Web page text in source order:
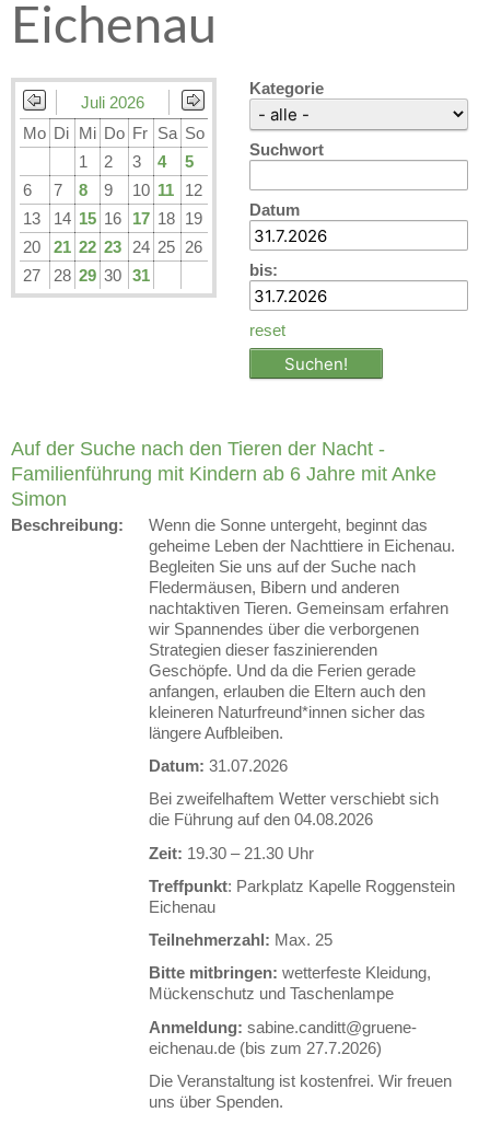
Eichenau
Juli 2026
Mo Di Mi Do Fr Sa So
1
2 3 4
5
6
7 8 9 10 11
12
13
14 15 16 17 18 19
20
21 22 23 24 25 26
27
28 29 30 31
Kategorie
Suchwort
Datum
bis:
reset
Auf der Suche nach den Tieren der Nacht -
Familienführung mit Kindern ab 6 Jahre mit Anke
Simon
Beschreibung:
Wenn die Sonne untergeht, beginnt das
geheime Leben der Nachttiere in Eichenau.
Begleiten Sie uns auf der Suche nach
Fledermäusen, Bibern und anderen
nachtaktiven Tieren. Gemeinsam erfahren
wir Spannendes über die verborgenen
Strategien dieser faszinierenden
Geschöpfe. Und da die Ferien gerade
anfangen, erlauben die Eltern auch den
kleineren Naturfreund*innen sicher das
längere Aufbleiben.
Datum: 31.07.2026
Bei zweifelhaftem Wetter verschiebt sich
die Führung auf den 04.08.2026
Zeit: 19.30 – 21.30 Uhr
Treffpunkt: Parkplatz Kapelle Roggenstein
Eichenau
Teilnehmerzahl: Max. 25
Bitte mitbringen: wetterfeste Kleidung,
Mückenschutz und Taschenlampe
Anmeldung: sabine.canditt@gruene-
eichenau.de (bis zum 27.7.2026)
Die Veranstaltung ist kostenfrei. Wir freuen
uns über Spenden.